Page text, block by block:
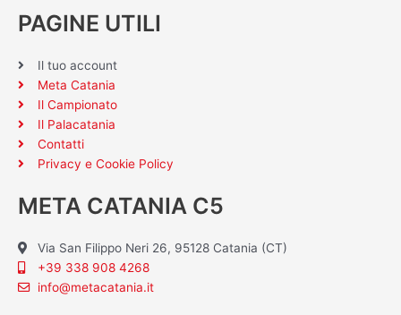
PAGINE UTILI
Il tuo account
Meta Catania
Il Campionato
Il Palacatania
Contatti
Privacy e Cookie Policy
META CATANIA C5
Via San Filippo Neri 26, 95128 Catania (CT)
+39 338 908 4268
info@metacatania.it